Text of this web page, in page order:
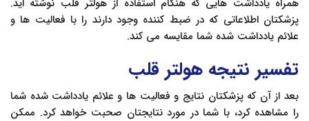
پزشکتان اطلاعاتی که در ضبط کننده وجود دارند را با فعالیت ها و
علائم یادداشت شده شما مقایسه می کند.
تفسیر نتیجه هولتر قلب
بعد از آن که پزشکتان نتایج و فعالیت ها و علائم یادداشت شده شما
را مشاهده کرد، با شما در مورد نتایجتان صحبت خواهد کرد. ممکن